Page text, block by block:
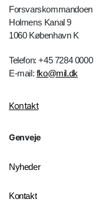
Forsvarskommandoen
Holmens Kanal 9
1060 København K
Telefon: +45 7284 0000
E-mail: fko@mil.dk
Kontakt
Genveje
Nyheder
Kontakt